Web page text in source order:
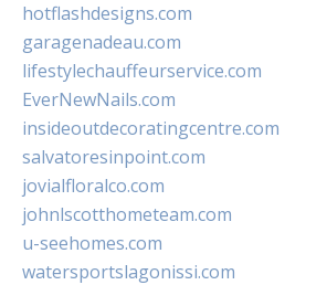
hotflashdesigns.com
garagenadeau.com
lifestylechauffeurservice.com
EverNewNails.com
insideoutdecoratingcentre.com
salvatoresinpoint.com
jovialfloralco.com
johnlscotthometeam.com
u-seehomes.com
watersportslagonissi.com